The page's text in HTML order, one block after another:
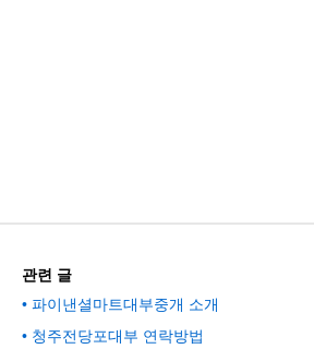
관련 글
파이낸셜마트대부중개 소개
청주전당포대부 연락방법